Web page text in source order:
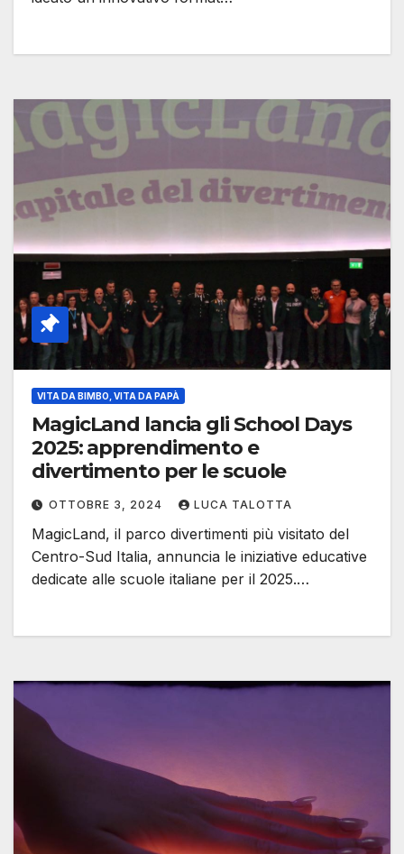
VITA DA BIMBO, VITA DA PAPÀ
MagicLand lancia gli School Days
2025: apprendimento e
divertimento per le scuole
OTTOBRE 3, 2024 LUCA TALOTTA
MagicLand, il parco divertimenti più visitato del
Centro-Sud Italia, annuncia le iniziative educative
dedicate alle scuole italiane per il 2025.…